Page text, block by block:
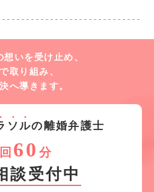
想いを受け止め、
取り組み、
へ導きます。
ソルの離婚弁護士
60 分
談受付中